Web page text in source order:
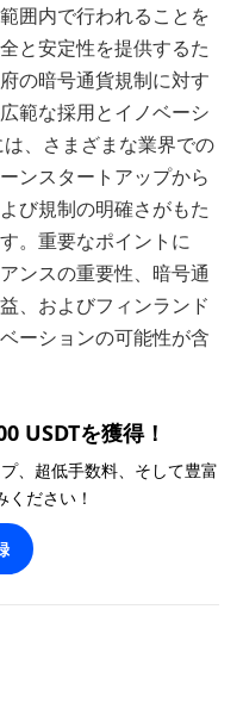
囲内で行われることを
と安定性を提供するた
の暗号通貨規制に対す
範な採用とイノベーシ
、さまざまな業界での
ンスタートアップから
び規制の明確さがもた
。重要なポイントに
ンスの重要性、暗号通
、およびフィンランド
ーションの可能性が含
USDTを獲得！
、超低手数料、そして豊富
ください！